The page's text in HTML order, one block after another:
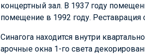
концертный зал. В 1937 году
помещение в 1992 году. Реставрация
Синагога находится внутри
арочные окна 1-го света